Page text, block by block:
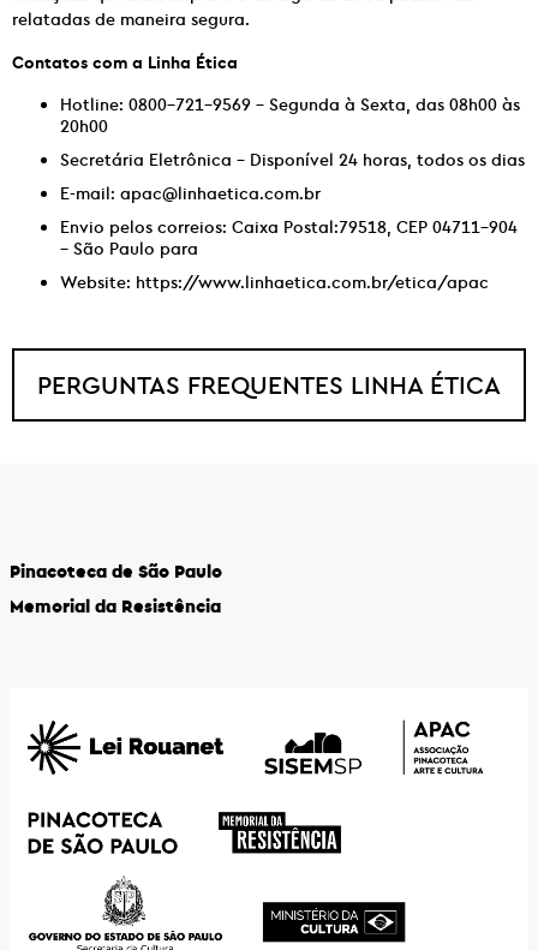
relatadas de maneira segura.
Contatos com a Linha Ética
Hotline: 0800-721-9569 – Segunda à Sexta, das 08h00 às
20h00
Secretária Eletrônica – Disponível 24 horas, todos os dias
E-mail: apac@linhaetica.com.br
Envio pelos correios: Caixa Postal:79518, CEP 04711-904
– São Paulo para
Website: https://www.linhaetica.com.br/etica/apac
PERGUNTAS FREQUENTES LINHA ÉTICA
Pinacoteca de São Paulo
Memorial da Resistência